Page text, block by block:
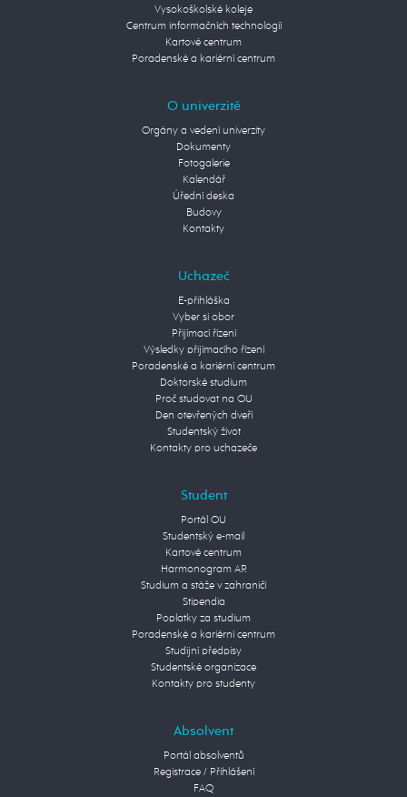
Vysokoškolské koleje
Centrum informačních technologií
Kartové centrum
Poradenské a kariérní centrum
O univerzitě
Orgány a vedení univerzity
Dokumenty
Fotogalerie
Kalendář
Úřední deska
Budovy
Kontakty
Uchazeč
E-přihláška
Vyber si obor
Přijímací řízení
Výsledky přijímacího řízení
Poradenské a kariérní centrum
Doktorské studium
Proč studovat na OU
Den otevřených dveří
Studentský život
Kontakty pro uchazeče
Student
Portál OU
Studentský e-mail
Kartové centrum
Harmonogram AR
Studium a stáže v zahraničí
Stipendia
Poplatky za studium
Poradenské a kariérní centrum
Studijní předpisy
Studentské organizace
Kontakty pro studenty
Absolvent
Portál absolventů
Registrace / Přihlášení
FAQ